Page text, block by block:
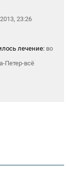
23:26
лечение: во
Петер-всё